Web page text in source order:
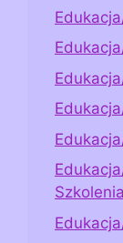
Szkolenia